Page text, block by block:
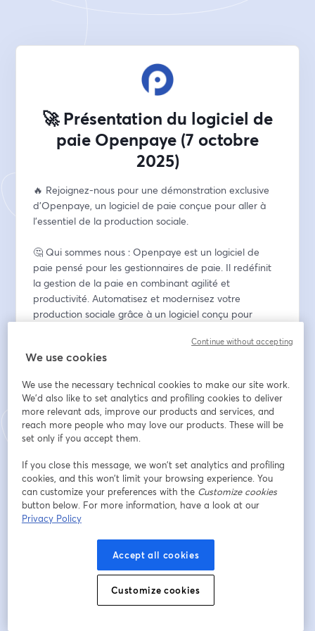
🚀 Présentation du logiciel de
paie Openpaye (7 octobre
2025)
🔥 Rejoignez-nous pour une démonstration exclusive
d'Openpaye, un logiciel de paie conçue pour aller à
l'essentiel de la production sociale.
🤔 Qui sommes nous : Openpaye est un logiciel de
paie pensé pour les gestionnaires de paie. Il redéfinit
la gestion de la paie en combinant agilité et
productivité. Automatisez et modernisez votre
production sociale grâce à un logiciel conçu pour
Vorname *
Nachname*
Nom du cabinet ou entreprise
Registrieren
We use cookies
We use the necessary technical cookies to make our site work.
We'd also like to set analytics and profiling cookies to deliver
more relevant ads, improve our products and services, and
reach more people who may love our products. These will be
set only if you accept them.
If you close this message, we won’t set analytics and profiling
cookies, and this won’t limit your browsing experience. You
can customize your preferences with the Customize cookies
button below. For more information, have a look at our
Privacy Policy
Accept all cookies
Customize cookies
Continue without accepting